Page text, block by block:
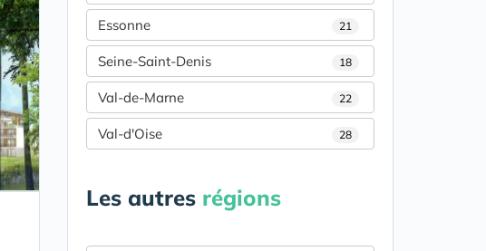
Essonne 21
Seine-Saint-Denis 18
Val-de-Marne 22
Val-d'Oise 28
Les autres régions